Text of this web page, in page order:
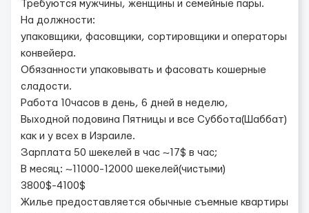
Требуются мужчины, женщины и семейные пары.
На должности:
упаковщики, фасовщики, сортировщики и операторы
конвейера.
Обязанности упаковывать и фасовать кошерные
сладости.
Работа 10часов в день, 6 дней в неделю,
Выходной подовина Пятницы и все Суббота(Шаббат)
как и у всех в Израиле.
Зарплата 50 шекелей в час ~17$ в час;
В месяц: ~11000-12000 шекелей(чистыми)
3800$-4100$
Жилье предоставляется обычные съемные квартиры